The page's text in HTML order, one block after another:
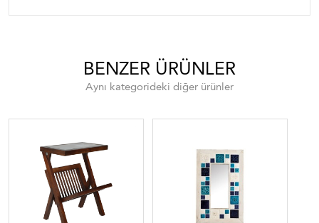
BENZER ÜRÜNLER
Aynı kategorideki diğer ürünler